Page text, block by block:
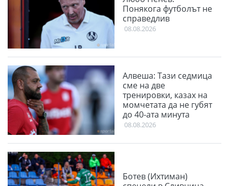
Понякога футболът не
справедлив
08.08.2026
Алвеша: Тази седмица
сме на две
тренировки, казах на
момчетата да не губят
до 40-ата минута
08.08.2026
Ботев (Ихтиман)